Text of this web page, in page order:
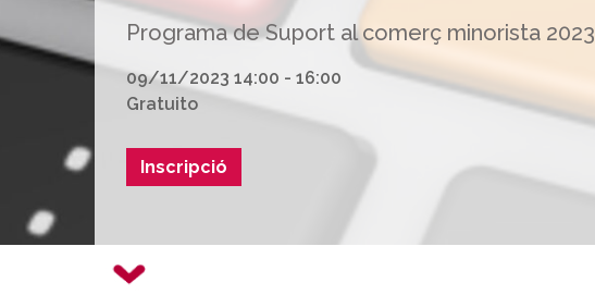
Programa de Suport al comerç minorista 2023
09/11/2023 14:00 - 16:00
Gratuito
Inscripció